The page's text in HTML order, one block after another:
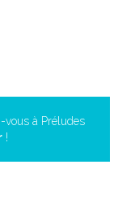
vous à Préludes
!